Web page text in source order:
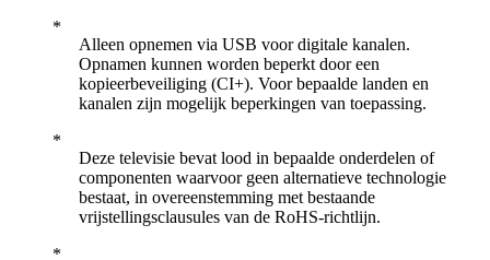
Alleen opnemen via USB voor digitale kanalen.
Opnamen kunnen worden beperkt door een
kopieerbeveiliging (CI+). Voor bepaalde landen en
kanalen zijn mogelijk beperkingen van toepassing.
Deze televisie bevat lood in bepaalde onderdelen of
componenten waarvoor geen alternatieve technologie
bestaat, in overeenstemming met bestaande
vrijstellingsclausules van de RoHS-richtlijn.